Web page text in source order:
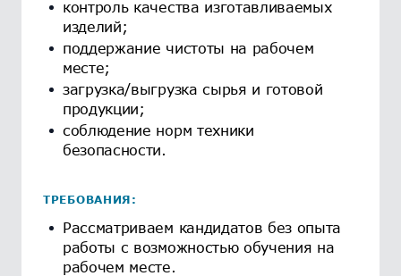
контроль качества изготавливаемых
изделий;
поддержание чистоты на рабочем
месте;
загрузка/выгрузка сырья и готовой
продукции;
соблюдение норм техники
безопасности.
ТРЕБОВАНИЯ:
Рассматриваем кандидатов без опыта
работы с возможностью обучения на
рабочем месте.